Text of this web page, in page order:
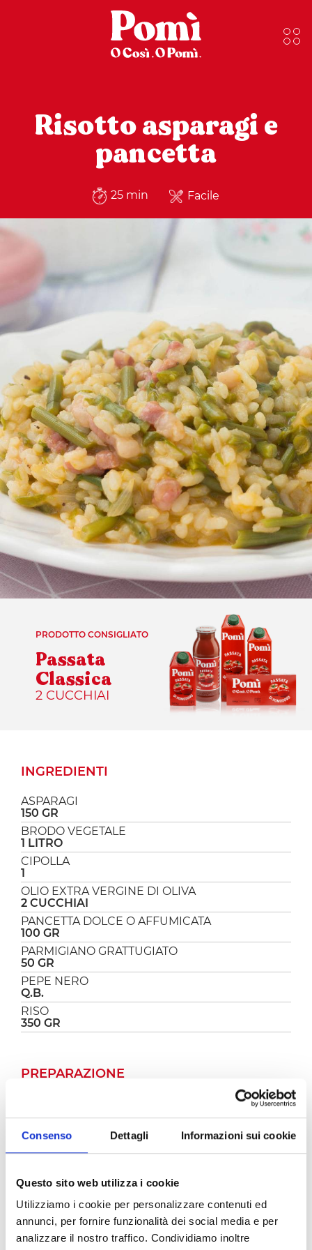
Consenso Dettagli Informazioni sui cookie
Questo sito web utilizza i cookie
Utilizziamo i cookie per personalizzare contenuti ed
annunci, per fornire funzionalità dei social media e per
analizzare il nostro traffico. Condividiamo inoltre
Risotto asparagi e
pancetta
25 min Facile
PRODOTTO CONSIGLIATO
Passata
Classica
2 CUCCHIAI
INGREDIENTI
ASPARAGI
150 GR
BRODO VEGETALE
1 LITRO
CIPOLLA
1
OLIO EXTRA VERGINE DI OLIVA
2 CUCCHIAI
PANCETTA DOLCE O AFFUMICATA
100 GR
PARMIGIANO GRATTUGIATO
50 GR
PEPE NERO
Q.B.
RISO
350 GR
PREPARAZIONE
è un primo molto
semplice e veloce da preparare. Avevo raccolto
un bel mazzo di asparagi in campagna e quale
migliore ricetta per cucinarli se non un bel
risottino? Il risotto asparagi e pancetta è
baffi!
Il risotto asparagi e pancetta è semplicissimo
veloce da preparare, come prima cosa
sciacquate gli asparagi e tagliateli a pezzettini.